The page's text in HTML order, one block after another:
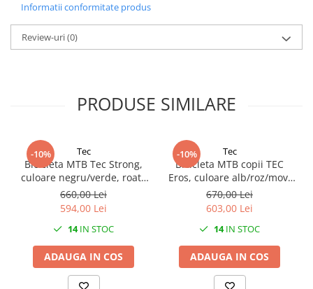
14"
16"
18"
700"
12" - 12.5"
Informatii conformitate produs
Review-uri(0)
PRODUSE SIMILARE
-10% Tec
Bicicleta MTB Tec Strong,
culoare negru/verde, roata
24", cadru din otel
660,00 Lei
594,00 Lei
14IN STOC
ADAUGA IN COS
-10% Tec
Bicicleta MTB copii TEC
Eros, culoare alb/roz/mov,
roata 24", cadru din otel
670,00 Lei
603,00 Lei
14IN STOC
ADAUGA IN COS